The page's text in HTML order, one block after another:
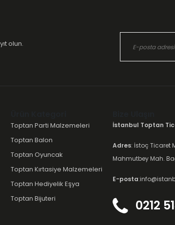
olun.
Toptan Parti Malzemeleri
Toptan Balon
Toptan Oyuncak
Toptan Kırtasiye Malzemeleri
Toptan Hediyelik Eşya
Toptan Bijuteri
İstanbul Toptan
Adres: İstoç Ticaret
Mahmutbey Mah.
E-posta
0212